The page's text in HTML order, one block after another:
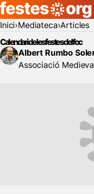
Inici Mediateca Articles
Calendari de les festes del foc
Albert Rumbo
Associació